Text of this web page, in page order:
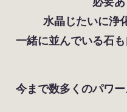
水晶じたいに浄
一緒に並んでいる石
今まで数多くのパワ